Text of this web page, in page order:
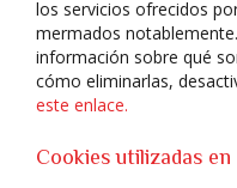
los servicios ofrecidos
mermados
información sobre qué
cómo eliminarlas,
este enlace.
Cookies utilizadas